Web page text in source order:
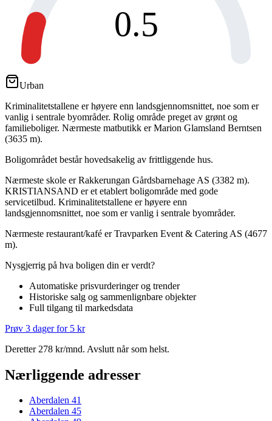
0.5
Urban
Kriminalitetstallene er høyere enn landsgjennomsnittet, noe som er
vanlig i sentrale byområder. Rolig område preget av grønt og
familieboliger. Nærmeste matbutikk er Marion Glamsland Berntsen
(3635 m).
Boligområdet består hovedsakelig av frittliggende hus.
Nærmeste skole er Rakkerungan Gårdsbarnehage AS (3382 m).
KRISTIANSAND er et etablert boligområde med gode
servicetilbud. Kriminalitetstallene er høyere enn
landsgjennomsnittet, noe som er vanlig i sentrale byområder.
Nærmeste restaurant/kafé er Travparken Event & Catering AS (4677
m).
Nysgjerrig på hva boligen din er verdt?
Automatiske prisvurderinger og trender
Historiske salg og sammenlignbare objekter
Full tilgang til markedsdata
Prøv 3 dager for 5 kr
Deretter 278 kr/mnd. Avslutt når som helst.
Nærliggende adresser
Aberdalen 41
Aberdalen 45